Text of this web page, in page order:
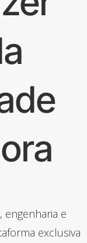
engenharia e
exclusiva